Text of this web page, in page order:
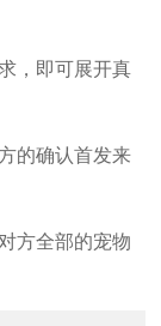
，即可展开真
的确认首发来
方全部的宠物